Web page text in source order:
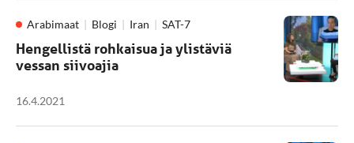
Arabimaat Blogi Iran SAT-7
Hengellistä rohkaisua ja ylistäviä
vessan siivoajia
16.4.2021